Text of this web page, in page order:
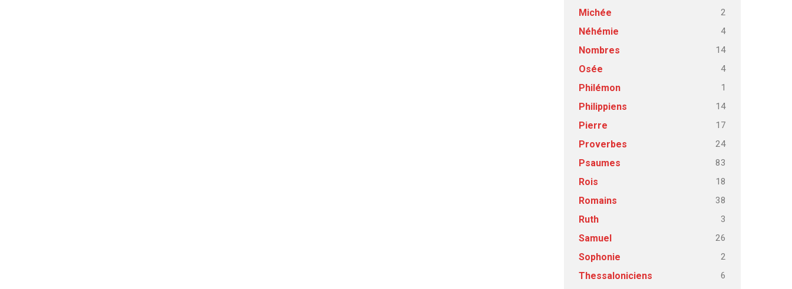
Michée 2
Néhémie 4
Nombres 14
Osée 4
Philémon 1
Philippiens 14
Pierre 17
Proverbes 24
Psaumes 83
Rois 18
Romains 38
Ruth 3
Samuel 26
Sophonie 2
Thessaloniciens
6